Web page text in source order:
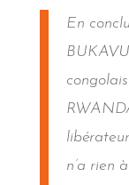
En
n’a rien